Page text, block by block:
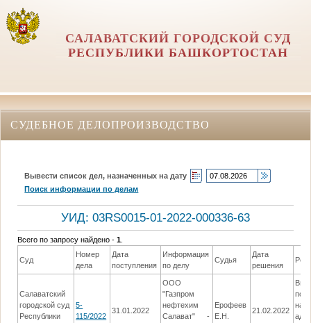
САЛАВАТСКИЙ ГОРОДСКОЙ СУД
РЕСПУБЛИКИ БАШКОРТОСТАН
СУДЕБНОЕ ДЕЛОПРОИЗВОДСТВО
Вывести список дел, назначенных на дату
Поиск информации по делам
УИД: 03RS0015-01-2022-000336-63
Всего по запросу найдено -1
Суд
Номер
дела
Дата
поступления
Информация
по делу
Судья
Дата
решения
Салаватский
городской суд
Республики
5-
115/2022
31.01.2022
ООО
"Газпром
нефтехим
Салават" -
Ерофеев
Е.Н.
21.02.2022